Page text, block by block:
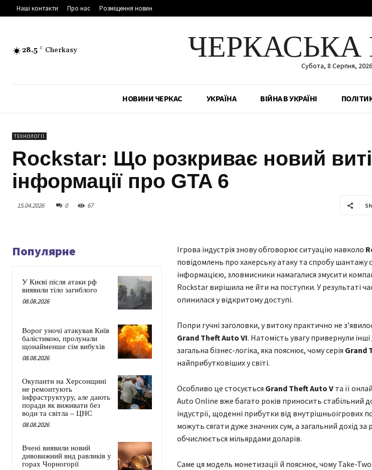
Наші контакти Про нас Розміщення новин
28.5 C Cherkasy ЧЕРКАСЬКА
Субота, 8 Серпня, 2026
НОВИНИ ЧЕРКАС УКРАЇНА ВІЙНА В УКРАЇНІ
ТЕХНОЛОГІЇ
Rockstar: Що розкриває новий
інформації про GTA 6
15.04.2026 0 67
Популярне
У Києві після атаки рф
виявили тіло загиблого
08.08.2026
Ворог уночі атакував Київ
балістикою, пролунали
щонайменше сім вибухів
08.08.2026
Окупанти на Херсонщині
не ремонтують
інфраструктуру, але дають
поради як виживати без
води та світла – ЦНС
08.08.2026
Вчені виявили новий
дивовижний вид равликів у
горах Чорногорії
Ігрова індустрія знову обговорює ситуацію навколо
повідомлень про хакерську атаку та спробу шантажу
інформацією, зловмисники намагалися змусити
Rockstar вирішила не йти на поступки. У результаті
опинилася у відкритому доступі.
Попри гучні заголовки, у витоку практично не
Grand Theft Auto VI. Натомість увагу привернули
загальна бізнес-логіка, яка пояснює, чому серія Grand
найприбутковіших у світі.
Особливо це стосується Grand Theft Auto Vта її
Auto Online вже багато років приносить стабільний
індустрії, щоденні прибутки від внутрішньоігрових
можуть сягати дуже значних сум, а загальний дохід за
обчислюється мільярдами доларів.
Саме ця модель монетизації й пояснює, чому Take-